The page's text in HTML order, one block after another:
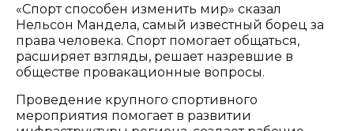
«Спорт способен изменить мир» сказал
Нельсон Мандела, самый известный борец за
права человека. Спорт помогает общаться,
расширяет взгляды, решает назревшие в
обществе провакационные вопросы.
Проведение крупного спортивного
мероприятия помогает в развитии